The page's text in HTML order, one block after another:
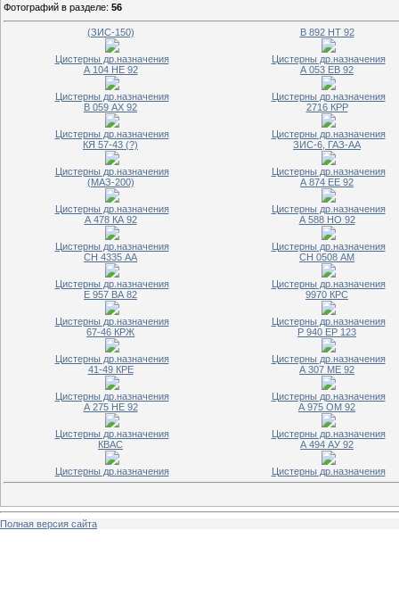
Фотографий в разделе: 56
(ЗИС-150)
Цистерны др.назначения
В 892 НТ 92
Цистерны др.назначения
А 104 НЕ 92
Цистерны др.назначения
А 053 ЕВ 92
Цистерны др.назначения
В 059 АХ 92
Цистерны др.назначения
2716 КРР
Цистерны др.назначения
КЯ 57-43 (?)
Цистерны др.назначения
ЗИС-6, ГАЗ-АА
Цистерны др.назначения
(МАЗ-200)
Цистерны др.назначения
А 874 ЕЕ 92
Цистерны др.назначения
А 478 КА 92
Цистерны др.назначения
А 588 НО 92
Цистерны др.назначения
СН 4335 АА
Цистерны др.назначения
СН 0508 АМ
Цистерны др.назначения
Е 957 ВА 82
Цистерны др.назначения
9970 КРС
Цистерны др.назначения
67-46 КРЖ
Цистерны др.назначения
Р 940 ЕР 123
Цистерны др.назначения
41-49 КРЕ
Цистерны др.назначения
А 307 МЕ 92
Цистерны др.назначения
А 275 НЕ 92
Цистерны др.назначения
А 975 ОМ 92
Цистерны др.назначения
КВАС
Цистерны др.назначения
А 494 АУ 92
Цистерны др.назначения
Полная версия сайта